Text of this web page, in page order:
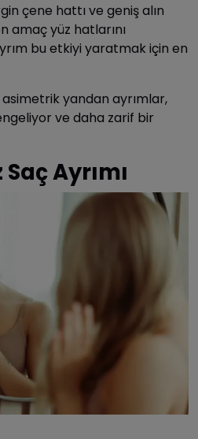
çene hattı ve geniş alın
amaç yüz hatlarını
bu etkiyi yaratmak için en
yandan ayrımlar,
ve daha zarif bir
Ayrımı